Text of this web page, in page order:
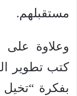
مستقبلهم.
وعلاوة
كتب تطوير
بفكرة